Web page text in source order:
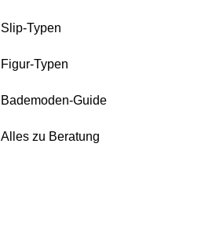
Slip-Typen
Figur-Typen
Bademoden-Guide
Alles zu Beratung